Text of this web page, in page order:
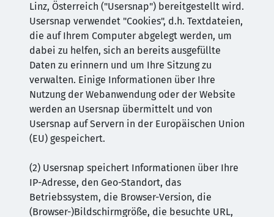
Linz, Österreich ("Usersnap") bereitgestellt wird.
Usersnap verwendet "Cookies", d.h. Textdateien,
die auf Ihrem Computer abgelegt werden, um
dabei zu helfen, sich an bereits ausgefüllte
Daten zu erinnern und um Ihre Sitzung zu
verwalten. Einige Informationen über Ihre
Nutzung der Webanwendung oder der Website
werden an Usersnap übermittelt und von
Usersnap auf Servern in der Europäischen Union
(EU) gespeichert.
(2) Usersnap speichert Informationen über Ihre
IP-Adresse, den Geo-Standort, das
Betriebssystem, die Browser-Version, die
(Browser-)Bildschirmgröße, die besuchte URL,